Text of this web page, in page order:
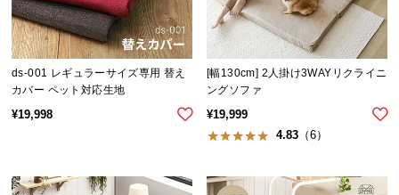
ds-001 レギュラーサイズ専用 替え
カバー ペット対応生地
¥19,998
[幅130cm] 2人掛け3WAYリクライニ
ングソファ
¥19,999
4.83 （6）